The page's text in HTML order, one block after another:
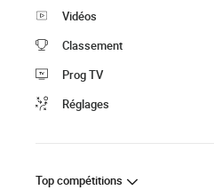
Vidéos
Classement
Prog TV
Réglages
Top compétitions